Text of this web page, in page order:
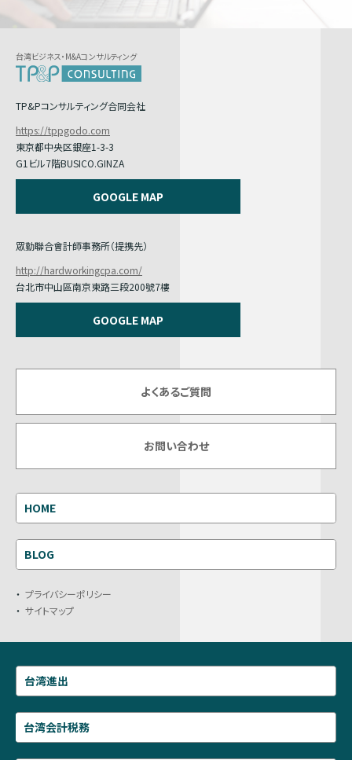
台湾ビジネス・M&Aコンサルティング
TP&Pコンサルティング合同会社
https://tppgodo.com
東京都中央区銀座1-3-3
G1ビル7階BUSICO.GINZA
GOOGLE MAP
眾勤聯合會計師事務所（提携先）
http://hardworkingcpa.com/
台北市中山區南京東路三段200號7樓
GOOGLE MAP
よくあるご質問
お問い合わせ
HOME
BLOG
プライバシーポリシー
サイトマップ
台湾進出
台湾会計税務